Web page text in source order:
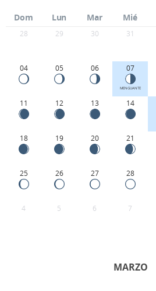
Dom Lun Mar Mié
28 29 30 31
04 05 06 07
MENGUANTE
11 12 13 14
18 19 20 21
25 26 27 28
4 5 6 7
MARZO